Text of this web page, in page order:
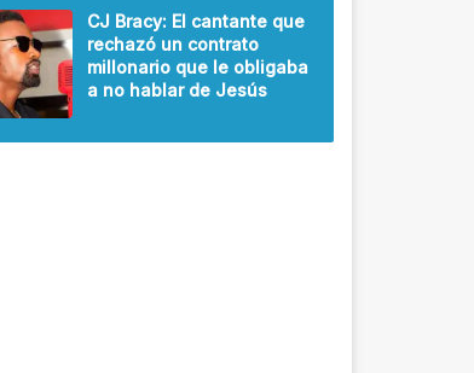
CJ Bracy: El cantante que
rechazó un contrato
millonario que le obligaba
a no hablar de Jesús